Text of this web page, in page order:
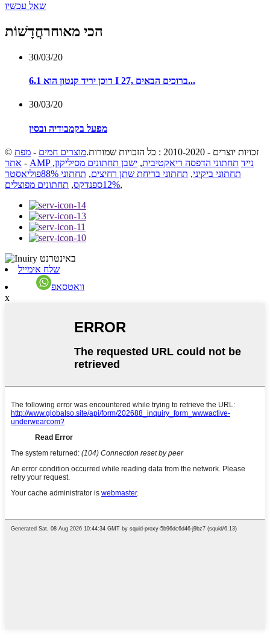
שאל עכשיו
הכי מאוחרחֲדָשׁוֹת
30/03/20
דוכן יריד קנטון הוא 6.1 I 27, ברוכים הבאים...
30/03/20
מפעל בקמבודיה ובסין
© זכויות יוצרים - 2010-2020 : כל הזכויות שמורות. מוצרים חמים - מפת
אתר - AMP נייד תחתוני הדפסה ריאקטיבית, ישבן תחתונים מסיליקון,
תחתוני ביקיני, תחתוני בריחת שתן רחיצים,
תחתוני 88%פוליאסטר
12%ספנדקס
, תחתונים מפוצלים ,
שלח אימייל
וואטסאפ
x